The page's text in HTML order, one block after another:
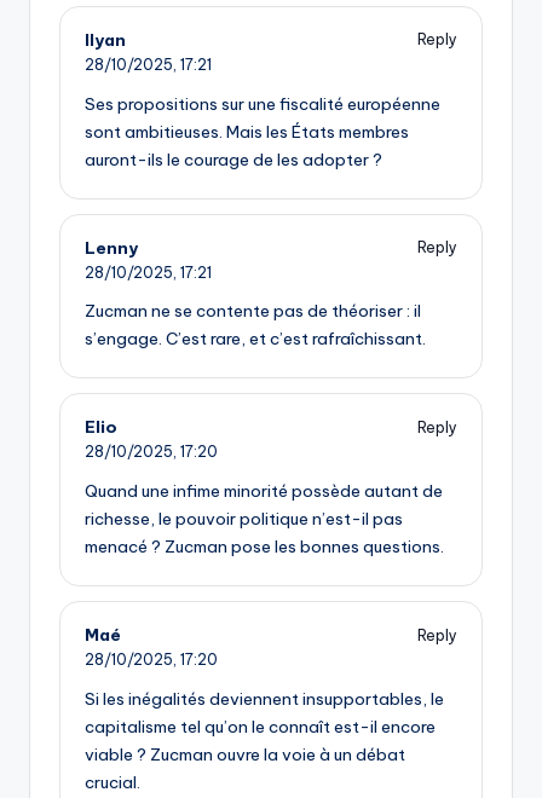
Ilyan
Reply
28/10/2025, 17:21
Ses propositions sur une fiscalité européenne
sont ambitieuses. Mais les États membres
auront-ils le courage de les adopter ?
Lenny
Reply
28/10/2025, 17:21
Zucman ne se contente pas de théoriser : il
s’engage. C’est rare, et c’est rafraîchissant.
Elio
Reply
28/10/2025, 17:20
Quand une infime minorité possède autant de
richesse, le pouvoir politique n’est-il pas
menacé ? Zucman pose les bonnes questions.
Maé
Reply
28/10/2025, 17:20
Si les inégalités deviennent insupportables, le
capitalisme tel qu’on le connaît est-il encore
viable ? Zucman ouvre la voie à un débat
crucial.